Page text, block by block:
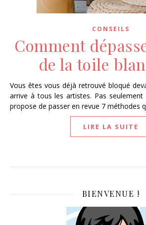
CONSEILS
Comment
de la toile
Vous êtes vous déjà retrouvé bloqué devant votre toile ? Cela
arrive à tous les artistes. Pas seulement
propose de passer en revue 7 méthodes
LIRE LA SUITE
BIENVENUE !